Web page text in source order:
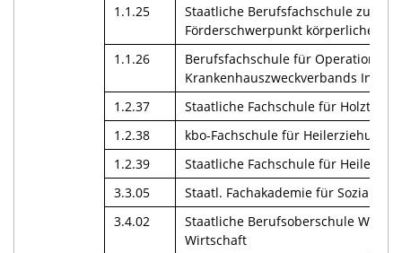
1.1.25
Staatliche Berufsfachschule zur
Förderschwerpunkt körperliche
1.1.26
Berufsfachschule für
Krankenhauszweckverbands
1.2.37
Staatliche Fachschule für
1.2.38
kbo-Fachschule für
1.2.39
Staatliche Fachschule für
3.3.05
Staatl. Fachakademie für
3.4.02
Staatliche Berufsoberschule
Wirtschaft